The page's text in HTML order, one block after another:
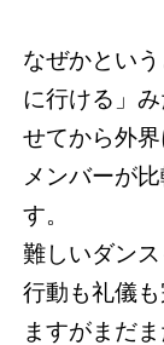
なぜかとい
に行ける」
せてから外界
メンバーが
す。
難しいダン
行動も礼儀
ますがまだ